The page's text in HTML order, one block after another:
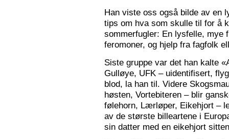
Han viste oss også bilde av en
tips om hva som skulle til for å
sommerfugler: En lysfelle, mye
feromoner, og hjelp fra fagfolk
Siste gruppe var det han kalte
Gulløye, UFK – uidentifisert,
blod, la han til. Videre
høsten, Vortebiteren – blir
følehorn, Lærløper, Eikehjort –
av de største billeartene i
sin datter med en eikehjort